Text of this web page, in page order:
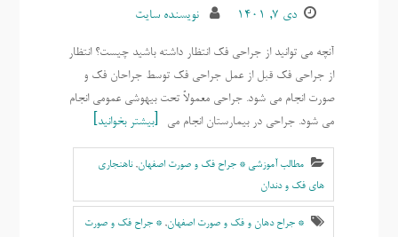
دی ۷, ۱۴۰۱ نویسنده سایت
آنچه می توانید از جراحی فک انتظار داشته باشید چیست؟ انتظار
از جراحی فک قبل از عمل جراحی فک توسط جراحان فک و
صورت انجام می شود. جراحی معمولاً تحت بیهوشی عمومی انجام
می شود. جراحی در بیمارستان انجام می
بیشتر بخوانید
مطالب آموزشی * جراح فک و صورت اصفهان,ناهنجاری
های فک و دندان
* جراح دهان و فک و صورت اصفهان, * جراح فک و صورت